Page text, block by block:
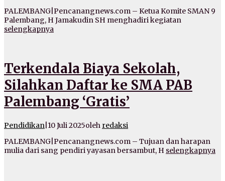
PALEMBANG|Pencanangnews.com – Ketua Komite SMAN 9
Palembang, H Jamakudin SH menghadiri kegiatan
selengkapnya
Terkendala Biaya Sekolah,
Silahkan Daftar ke SMA PAB
Palembang ‘Gratis’
Pendidikan 10 Juli 2025oleh redaksi
PALEMBANG|Pencanangnews.com – Tujuan dan harapan
mulia dari sang pendiri yayasan bersambut, H selengkapnya